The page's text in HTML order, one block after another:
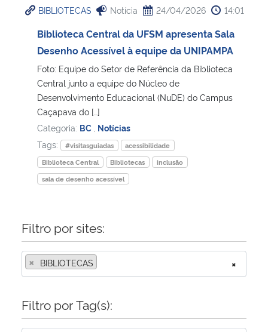
Ministério da Cidadania
Ministério de Minas e Energia
Ministério da Ciência, Tecnologia, Inovações e Comunicações
Ministério do Meio Ambiente
Ministério do Turismo
Controladoria-Geral da União
Ministério da Mulher, da Família e dos Direitos Humanos
Secretaria de Governo
BIBLIOTECAS Notícia 24/04/2026 14:01
Biblioteca Central da UFSM apresenta Sala
Desenho Acessível à equipe da UNIPAMPA
Foto: Equipe do Setor de Referência da Biblioteca
Central junto a equipe do Núcleo de
Desenvolvimento Educacional (NuDE) do Campus
Caçapava do […]
Categoria: BC Notícias
Tags:
#visitasguiadas
acessibilidade
Biblioteca Central
Bibliotecas
inclusão
sala de desenho acessível
Filtro por sites:
×
× BIBLIOTECAS
Filtro por Tag(s):